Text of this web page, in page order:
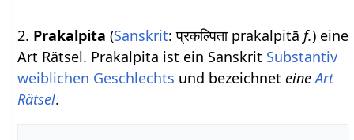
2. Prakalpita (Sanskrit: प्रकल्पिता prakalpitāf.) eine
Art Rätsel. Prakalpita ist ein Sanskrit Substantiv
weiblichen Geschlechts und bezeichneteineArt
Rätsel.